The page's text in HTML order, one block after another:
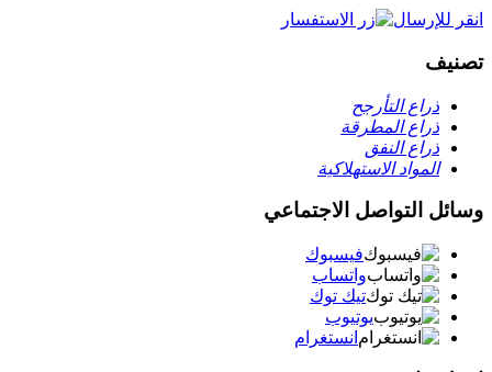
انقر للإرسال
تصنيف
ذراع التأرجح
ذراع المطرقة
ذراع النفق
المواد الاستهلاكية
وسائل التواصل الاجتماعي
فيسبوك
واتساب
تيك توك
يوتيوب
انستغرام